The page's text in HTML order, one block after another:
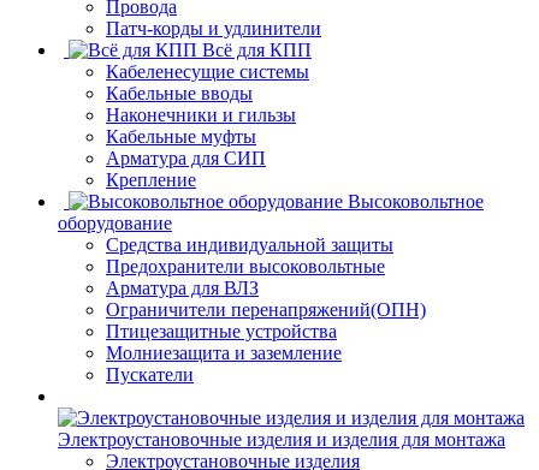
Провода
Патч-корды и удлинители
Всё для КПП
Кабеленесущие системы
Кабельные вводы
Наконечники и гильзы
Кабельные муфты
Арматура для СИП
Крепление
Высоковольтное
оборудование
Средства индивидуальной защиты
Предохранители высоковольтные
Арматура для ВЛЗ
Ограничители перенапряжений(ОПН)
Птицезащитные устройства
Молниезащита и заземление
Пускатели
Электроустановочные изделия и изделия для монтажа
Электроустановочные изделия